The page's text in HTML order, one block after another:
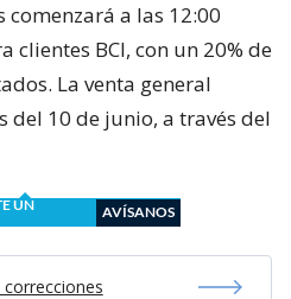
comenzará a las 12:00
clientes BCI, con un 20% de
La venta general
del 10 de junio, a través del
UN
AVÍSANOS
correcciones